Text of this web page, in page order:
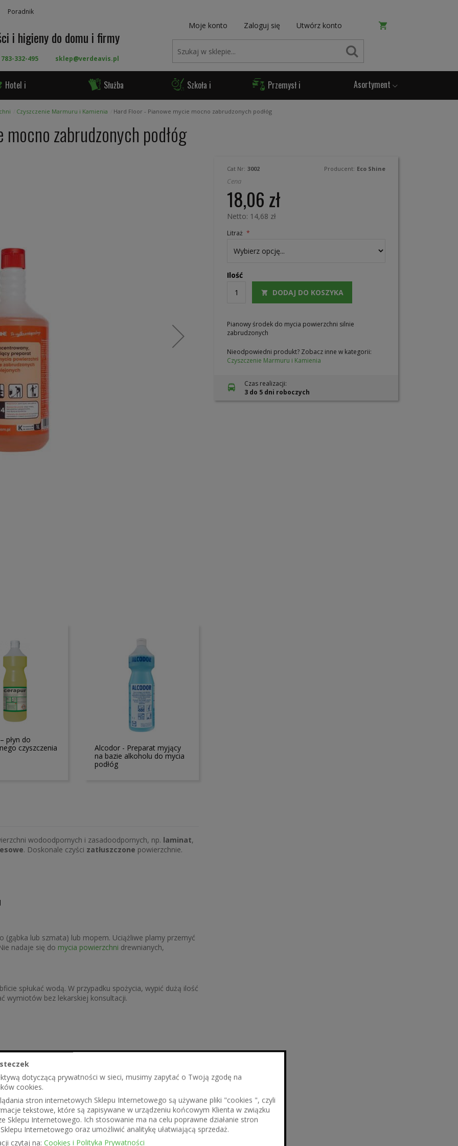
dotyczącą prywatności w sieci, musimy zapytać o Twoją zgodę na
cookies.
stron internetowych Sklepu Internetowego są używane pliki "cookies ", czyli
tekstowe, które są zapisywane w urządzeniu końcowym Klienta w związku
Sklepu Internetowego. Ich stosowanie ma na celu poprawne działanie stron
Internetowego oraz umożliwić analitykę ułatwiającą sprzedaż.
czytaj na: Cookies i Polityka Prywatności
Poradnik
i higieny do domu i firmy
332-495 sklep@verdeavis.pl
Moje konto Zaloguj się Utwórz konto
Hotel i Służba
Zdrowia
Szkoła i
Urząd
Przemysł i
Produkcja
Asortyment
Czyszczenie Marmuru i Kamienia Hard Floor - Pianowe mycie mocno zabrudzonych podłóg
zabrudzonych podłóg
Cat Nr: 3002 Producent: Eco Shine
Cena
18,06 zł
14,68 zł
Litraż
Ilość
DODAJ DO KOSZYKA
Pianowy środek do mycia powierzchni silnie
zabrudzonych
Nieodpowiedni produkt? Zobacz inne w kategorii:
Czyszczenie Marmuru i Kamienia
Czas realizacji:
3 do 5 dni roboczych
płyn do
czyszczenia
Alcodor - Preparat myjący
na bazie alkoholu do mycia
podłóg
wodoodpornych i zasadoodpornych, np. laminat,
. Doskonale czyści zatłuszczone powierzchnie.
(gąbka lub szmata) lub mopem. Uciążliwe plamy przemyć
nadaje się do mycia powierzchni drewnianych,
spłukać wodą. W przypadku spożycia, wypić dużą ilość
wymiotów bez lekarskiej konsultacji.
oczu